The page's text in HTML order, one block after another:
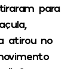
para
atirou no